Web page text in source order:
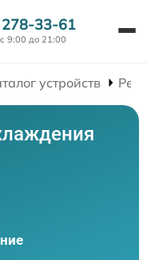
33-61
9:00 до 21:00
устройств